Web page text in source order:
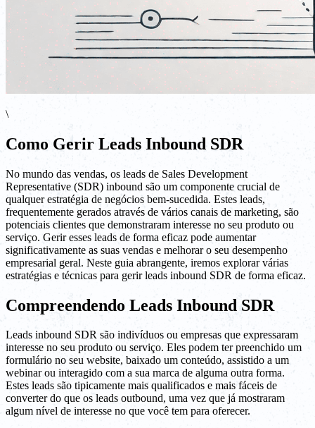
\
Como Gerir Leads Inbound SDR
No mundo das vendas, os leads de Sales Development
Representative (SDR) inbound são um componente crucial de
qualquer estratégia de negócios bem-sucedida. Estes leads,
frequentemente gerados através de vários canais de marketing, são
potenciais clientes que demonstraram interesse no seu produto ou
serviço. Gerir esses leads de forma eficaz pode aumentar
significativamente as suas vendas e melhorar o seu desempenho
empresarial geral. Neste guia abrangente, iremos explorar várias
estratégias e técnicas para gerir leads inbound SDR de forma eficaz.
Compreendendo Leads Inbound SDR
Leads inbound SDR são indivíduos ou empresas que expressaram
interesse no seu produto ou serviço. Eles podem ter preenchido um
formulário no seu website, baixado um conteúdo, assistido a um
webinar ou interagido com a sua marca de alguma outra forma.
Estes leads são tipicamente mais qualificados e mais fáceis de
converter do que os leads outbound, uma vez que já mostraram
algum nível de interesse no que você tem para oferecer.